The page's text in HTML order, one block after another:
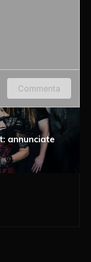
e-mail
Commenta
annunciate